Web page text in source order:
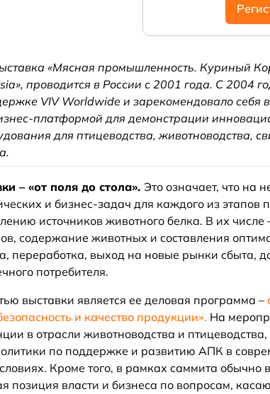
«Мясная промышленность. Куриный
проводится в России с 2001 года. С 2004
VIV Worldwide и зарекомендовало себя
платформой для демонстрации
для птицеводства, животноводства,
– «от поля до стола». Это означает, что на
и бизнес-задач для каждого из этапов
источников животного белка. В их
содержание животных и составления
переработка, выход на новые рынки сбыта,
потребителя.
выставки является ее деловая программа –
и качество продукции». На
в отрасли животноводства и
по поддержке и развитию АПК в
Кроме того, в рамках саммита обычно
позиция власти и бизнеса по вопросам,